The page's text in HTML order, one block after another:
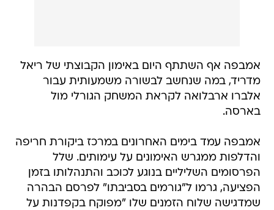
אמבפה אף השתתף היום באימון הקבוצתי של ריאל
מדריד, במה שנחשב לבשורה משמעותית עבור
אלברו ארבלואה לקראת המשחק הגורלי מול
בארסה.
אמבפה עמד בימים האחרונים במרכז ביקורת חריפה
והדלפות ממגרש האימונים על עימותים. שלל
הפרסומים השליליים בנוגע לכוכב והתנהלותו בזמן
הפציעה, גרמו ל"גורמים בסביבתו" לפרסם הבהרה
שמדגישה שלוח הזמנים שלו "מפוקח בקפדנות על